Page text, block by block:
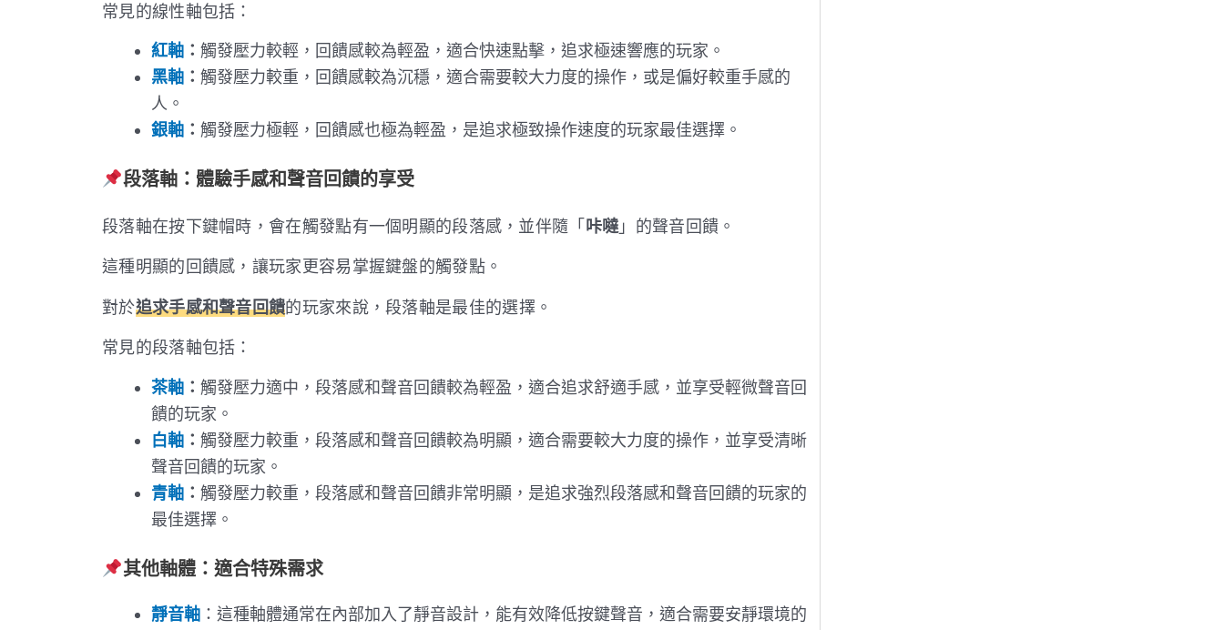
常見的線性軸包括：
紅軸 ： 觸發壓力較輕，回饋感較為輕盈，適合快速點擊，追求極速響應的玩家。
黑軸 ： 觸發壓力較重，回饋感較為沉穩，適合需要較大力度的操作，或是偏好較重手感的
人。
銀軸 ： 觸發壓力極輕，回饋感也極為輕盈，是追求極致操作速度的玩家最佳選擇。
段落軸：體驗手感和聲音回饋的享受
段落軸在按下鍵帽時，會在觸發點有一個明顯的段落感，並伴隨「咔噠 」的聲音回饋。
這種明顯的回饋感，讓玩家更容易掌握鍵盤的觸發點。
對於追求手感和聲音回饋的玩家來說，段落軸是最佳的選擇。
常見的段落軸包括：
茶軸 ： 觸發壓力適中，段落感和聲音回饋較為輕盈，適合追求舒適手感，並享受輕微聲音回
饋的玩家。
白軸 ： 觸發壓力較重，段落感和聲音回饋較為明顯，適合需要較大力度的操作，並享受清晰
聲音回饋的玩家。
青軸 ： 觸發壓力較重，段落感和聲音回饋非常明顯，是追求強烈段落感和聲音回饋的玩家的
最佳選擇。
其他軸體：適合特殊需求
靜音軸 ：這種軸體通常在內部加入了靜音設計，能有效降低按鍵聲音，適合需要安靜環境的